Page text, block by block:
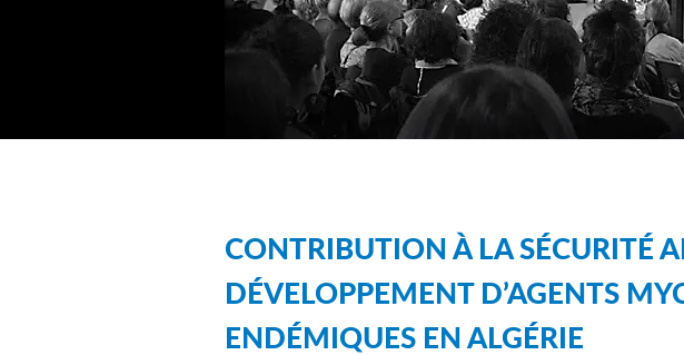
CONTRIBUTION À LA SÉCURITÉ
DÉVELOPPEMENT D’AGENTS
ENDÉMIQUES EN ALGÉRIE